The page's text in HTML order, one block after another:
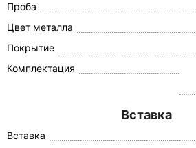
Проба
Цвет металла
Покрытие
Комплектация
Вставка
Вставка